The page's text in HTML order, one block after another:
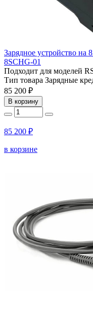
Зарядное устройство на
8SCHG-01
Подходит для моделей
Тип товара Зарядные
85 200 ₽
В корзину
85 200 ₽
в корзине